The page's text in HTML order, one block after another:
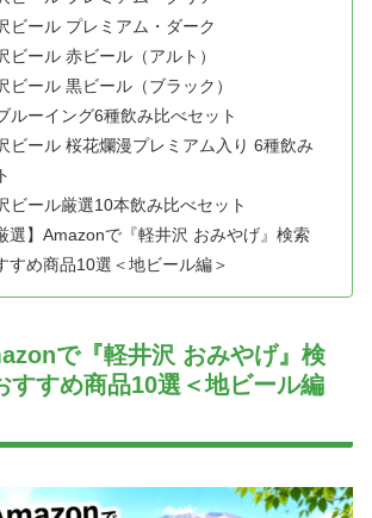
ビール プレミアム・ダーク
ビール 赤ビール（アルト）
ビール 黒ビール（ブラック）
ルーイング6種飲み比べセット
ビール 桜花爛漫プレミアム入り 6種飲み
ビール厳選10本飲み比べセット
選】Amazonで『軽井沢 おみやげ』検索
すめ商品10選＜地ビール編＞
で『軽井沢 おみやげ』検
すすめ商品10選＜地ビール編